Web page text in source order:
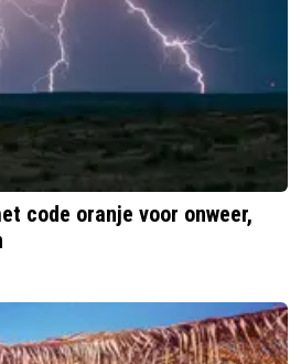
code oranje voor onweer,